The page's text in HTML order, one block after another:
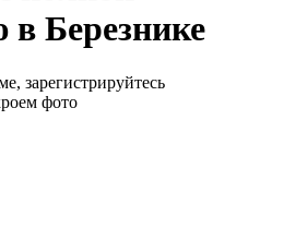
в Березнике
зарегистрируйтесь
фото